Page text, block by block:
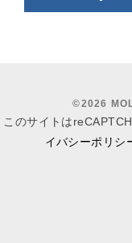
©2026
このサイトは
イバシーポリシ